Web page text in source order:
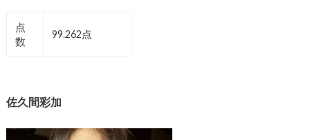
点
数
99.262点
佐久間彩加